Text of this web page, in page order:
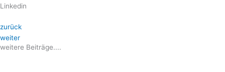
Linkedin
zurück
weiter
weitere Beiträge....